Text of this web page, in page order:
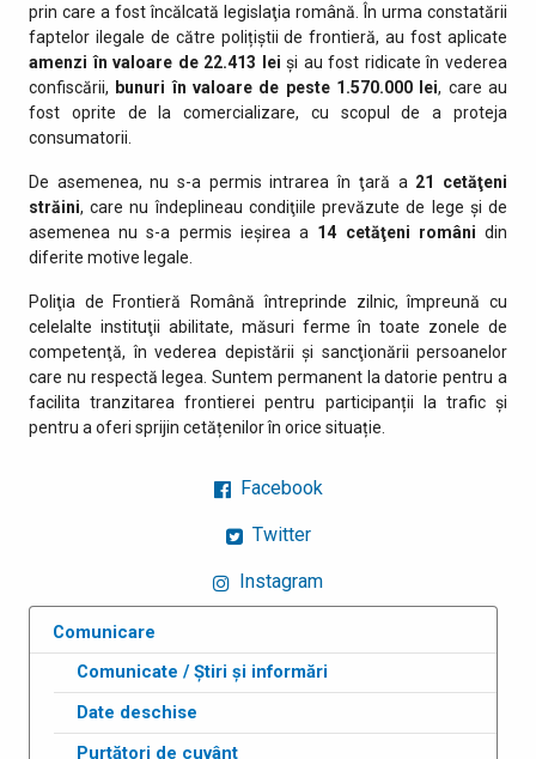
prin care a fost încălcată legislaţia română. În urma constatării
faptelor ilegale de către polițiștii de frontieră, au fost aplicate
amenzi în valoare de 22.413 lei și au fost ridicate în vederea
confiscării, bunuri în valoare de peste 1.570.000 lei, care au
fost oprite de la comercializare, cu scopul de a proteja
consumatorii.
De asemenea, nu s-a permis intrarea în ţară a 21 cetăţeni
străini, care nu îndeplineau condiţiile prevăzute de lege şi de
asemenea nu s-a permis ieşirea a 14 cetăţeni români din
diferite motive legale.
Poliţia de Frontieră Română întreprinde zilnic, împreună cu
celelalte instituţii abilitate, măsuri ferme în toate zonele de
competenţă, în vederea depistării şi sancţionării persoanelor
care nu respectă legea. Suntem permanent la datorie pentru a
facilita tranzitarea frontierei pentru participanții la trafic și
pentru a oferi sprijin cetățenilor în orice situație.
Facebook
Twitter
Instagram
Comunicare
Comunicate / Știri și informări
Date deschise
Purtători de cuvânt